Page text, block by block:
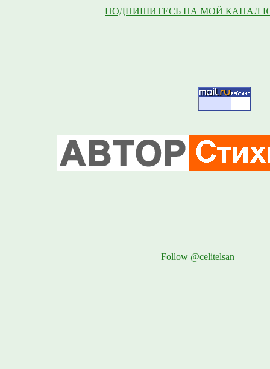
ПОДПИШИТЕСЬ НА МОЙ КАНАЛ
Follow @celitelsan